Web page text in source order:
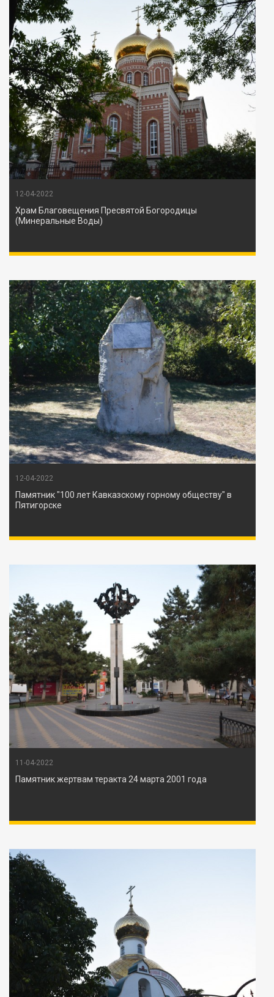
12-04-2022
Храм Благовещения Пресвятой Богородицы
(Минеральные Воды)
12-04-2022
Памятник "100 лет Кавказскому горному обществу" в
Пятигорске
11-04-2022
Памятник жертвам теракта 24 марта 2001 года